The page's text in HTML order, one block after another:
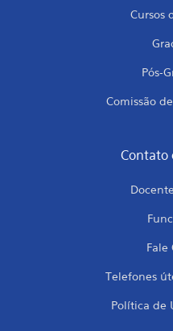
Cursos
Pós-
Comissão
Contato
Fale
Telefones
Política de